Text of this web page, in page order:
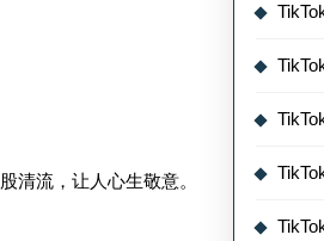
清流，让人心生敬意。